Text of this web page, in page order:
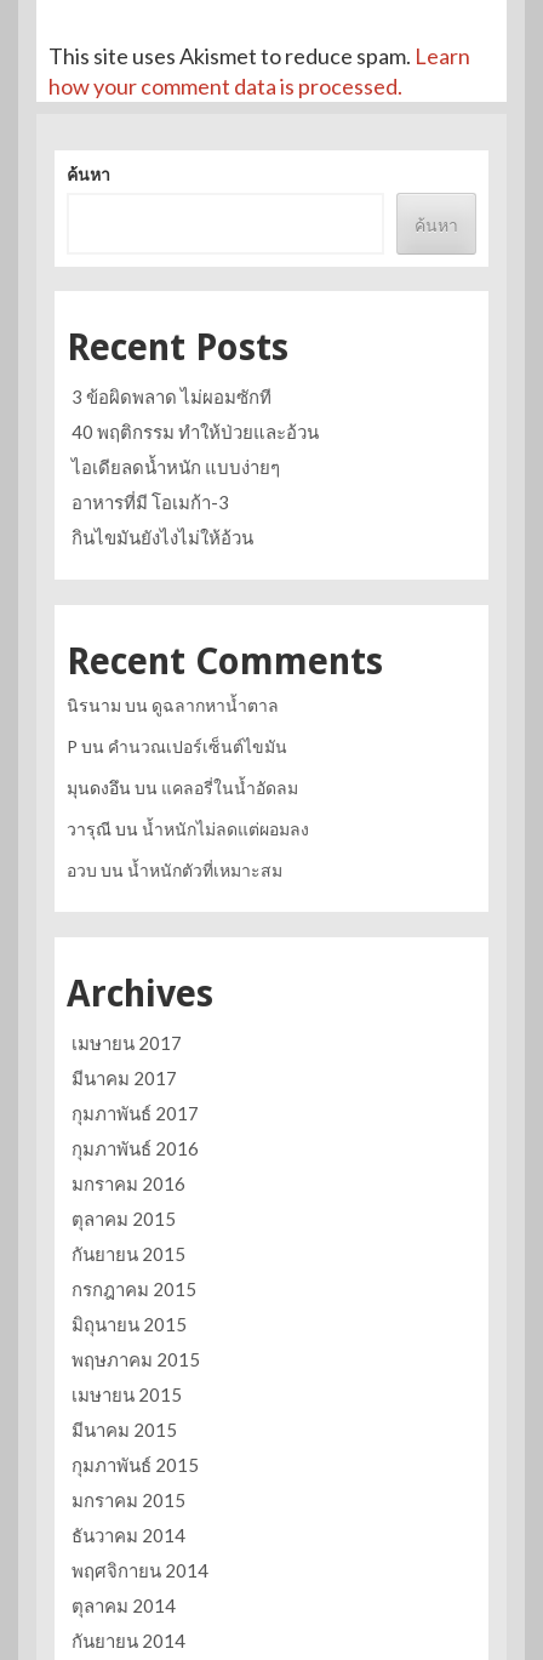
This site uses Akismet to reduce spam. Learn
how your comment data is processed.
ค้นหา
ค้นหา
Recent Posts
3 ข้อผิดพลาด ไม่ผอมซักที
40 พฤติกรรม ทำให้ป่วยและอ้วน
ไอเดียลดน้ำหนัก แบบง่ายๆ
อาหารที่มี โอเมก้า-3
กินไขมันยังไงไม่ให้อ้วน
Recent Comments
นิรนาม บน ดูฉลากหาน้ำตาล
P บน คำนวณเปอร์เซ็นต์ไขมัน
มุนดงอึน บน แคลอรี่ในน้ำอัดลม
วารุณีบน น้ำหนักไม่ลดแต่ผอมลง
อวบ บน น้ำหนักตัวที่เหมาะสม
Archives
เมษายน 2017
มีนาคม 2017
กุมภาพันธ์ 2017
กุมภาพันธ์ 2016
มกราคม 2016
ตุลาคม 2015
กันยายน 2015
กรกฎาคม 2015
มิถุนายน 2015
พฤษภาคม 2015
เมษายน 2015
มีนาคม 2015
กุมภาพันธ์ 2015
มกราคม 2015
ธันวาคม 2014
พฤศจิกายน 2014
ตุลาคม 2014
กันยายน 2014